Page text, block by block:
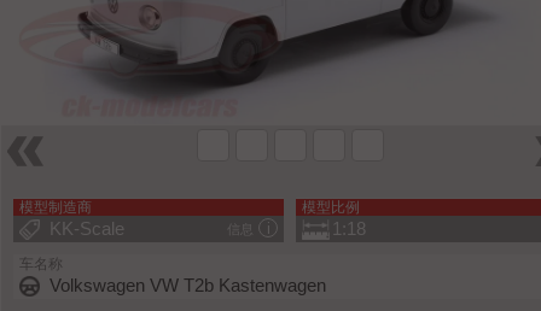
模型制造商
信息
KK-Scale
模型比例
1:18
车名称
Volkswagen VW T2b Kastenwagen